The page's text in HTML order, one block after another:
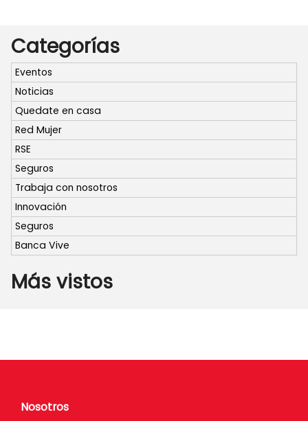
Categorías
Eventos
Noticias
Quedate en casa
Red Mujer
RSE
Seguros
Trabaja con nosotros
Innovación
Seguros
Banca Vive
Más vistos
Nosotros